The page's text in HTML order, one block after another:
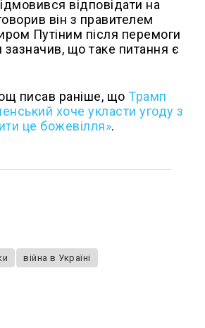
відповідати на
він з правителем
Путіним після перемоги
зазначив, що таке питання є
писав раніше, що Трамп
хоче укласти угоду з
це божевілля».
війна в Україні